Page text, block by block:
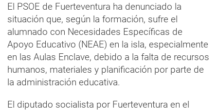
El PSOE de Fuerteventura ha denunciado la
situación que, según la formación, sufre el
alumnado con Necesidades Específicas de
Apoyo Educativo (NEAE) en la isla, especialmente
en las Aulas Enclave, debido a la falta de recursos
humanos, materiales y planificación por parte de
la administración educativa.
El diputado socialista por Fuerteventura en el